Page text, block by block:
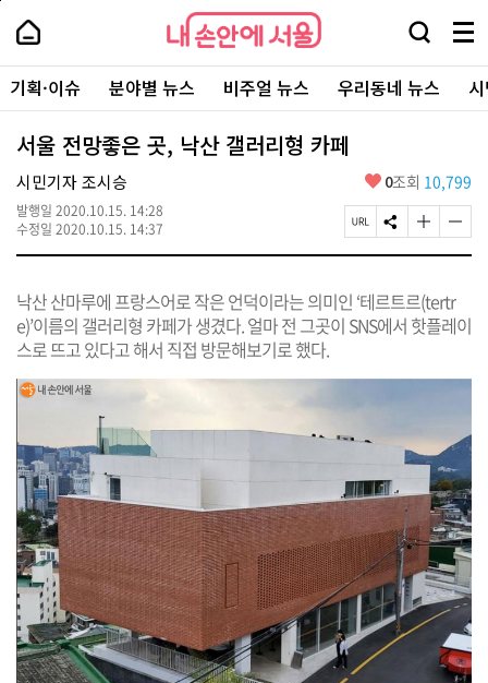
본
로
가
기
내
손
안
에
서
울
-
서
울
시
대
표
소
포
털
내
손
에
서
울
검
창
열
기
메
뉴
전
체
보
주
요
서
기획·이슈 분야별 뉴스 비주얼 뉴스 우리동네 뉴스
서울 전망좋은 곳, 낙산 갤러리형 카페
시민기자 조시승
발행일 2020.10.15. 14:28
수정일 2020.10.15. 14:37
좋
요
0조회 10,799
페
이
R
L
복
S
N
유
하
기
글
자
크
게
변
하
글
자
작
게
변
하
낙산 산마루에 프랑스어로 작은 언덕이라는 의미인 ‘테르트르(tertr
e)’이름의 갤러리형 카페가 생겼다. 얼마 전 그곳이 SNS에서 핫플레이
스로 뜨고 있다고 해서 직접 방문해보기로 했다.
페
상
단
으
로